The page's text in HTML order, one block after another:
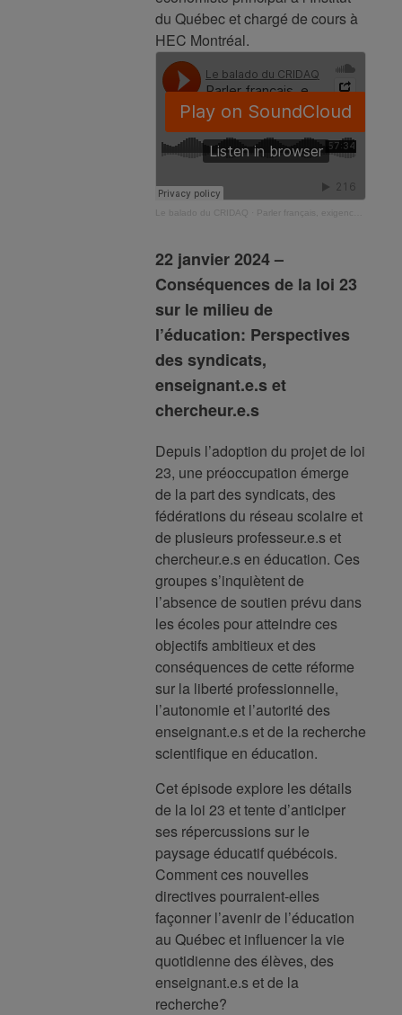
du Québec et chargé de cours à
HEC Montréal.
Le balado du CRIDAQ Parler français, exigence de l’immigration? Regard sur le Plan d’immigration du Québec 24-25
22 janvier 2024 –
Conséquences de la loi 23
sur le milieu de
l’éducation: Perspectives
des syndicats,
enseignant.e.s et
chercheur.e.s
Depuis l’adoption du projet de loi
23, une préoccupation émerge
de la part des syndicats, des
fédérations du réseau scolaire et
de plusieurs professeur.e.s et
chercheur.e.s en éducation. Ces
groupes s’inquiètent de
l’absence de soutien prévu dans
les écoles pour atteindre ces
objectifs ambitieux et des
conséquences de cette réforme
sur la liberté professionnelle,
l’autonomie et l’autorité des
enseignant.e.s et de la recherche
scientifique en éducation.
Cet épisode explore les détails
de la loi 23 et tente d’anticiper
ses répercussions sur le
paysage éducatif québécois.
Comment ces nouvelles
directives pourraient-elles
façonner l’avenir de l’éducation
au Québec et influencer la vie
quotidienne des élèves, des
enseignant.e.s et de la
recherche?